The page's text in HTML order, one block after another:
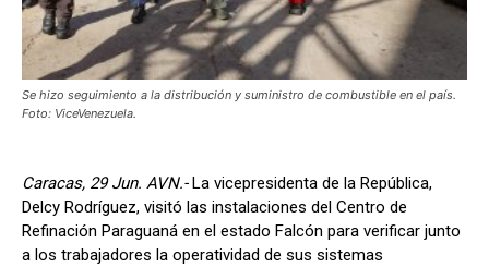
Se hizo seguimiento a la distribución y suministro de combustible en el país.
Foto: ViceVenezuela.
Caracas, 29 Jun. AVN.-La vicepresidenta de la República,
Delcy Rodríguez, visitó las instalaciones del Centro de
Refinación Paraguaná en el estado Falcón para verificar junto
a los trabajadores la operatividad de sus sistemas